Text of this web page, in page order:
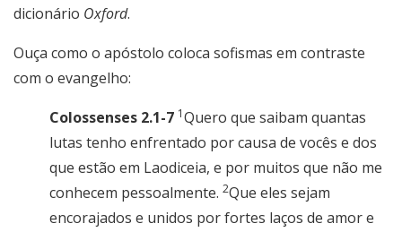
dicionário Oxford.
Ouça como o apóstolo coloca sofismas em contraste
com o evangelho:
Colossenses 2.1-7 1Quero que saibam quantas
lutas tenho enfrentado por causa de vocês e dos
que estão em Laodiceia, e por muitos que não me
conhecem pessoalmente. 2Que eles sejam
encorajados e unidos por fortes laços de amor e